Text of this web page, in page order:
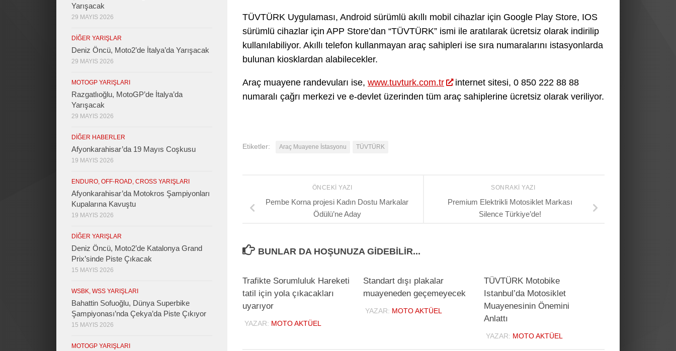
TÜVTÜRK Uygulaması, Android sürümlü akıllı mobil cihazlar için Google Play Store, IOS
sürümlü cihazlar için APP Store’dan “TÜVTÜRK” ismi ile aratılarak ücretsiz olarak indirilip
kullanılabiliyor. Akıllı telefon kullanmayan araç sahipleri ise sıra numaralarını istasyonlarda
bulunan kiosklardan alabilecekler.
Araç muayene randevuları ise, www.tuvturk.com.tr
internet sitesi, 0 850 222 88 88
numaralı çağrı merkezi ve e-devlet üzerinden tüm araç sahiplerine ücretsiz olarak veriliyor.
Etiketler: Araç Muayene İstasyonu TÜVTÜRK
SONRAKI YAZI
Premium Elektrikli Motosiklet Markası
Silence Türkiye’de!
ÖNCEKI YAZI
Pembe Korna projesi Kadın Dostu Markalar
Ödülü’ne Aday
BUNLAR DA HOŞUNUZA GIDEBILIR...
Trafikte Sorumluluk Hareketi
tatil için yola çıkacakları
uyarıyor
YAZAR: MOTO AKTÜEL
Standart dışı plakalar
muayeneden geçemeyecek
YAZAR: MOTO AKTÜEL
TÜVTÜRK Motobike
Istanbul’da Motosiklet
Muayenesinin Önemini
Anlattı
YAZAR: MOTO AKTÜEL
Yarışacak
29 MAYIS 2026
DIĞER YARIŞLAR
Deniz Öncü, Moto2’de İtalya’da Yarışacak
29 MAYIS 2026
MOTOGP YARIŞLARI
Razgatlıoğlu, MotoGP’de İtalya’da
Yarışacak
29 MAYIS 2026
DIĞER HABERLER
Afyonkarahisar’da 19 Mayıs Coşkusu
19 MAYIS 2026
ENDURO, OFF-ROAD, CROSS YARIŞLARI
Afyonkarahisar’da Motokros Şampiyonları
Kupalarına Kavuştu
19 MAYIS 2026
DIĞER YARIŞLAR
Deniz Öncü, Moto2’de Katalonya Grand
Prix’sinde Piste Çıkacak
15 MAYIS 2026
WSBK, WSS YARIŞLARI
Bahattin Sofuoğlu, Dünya Superbike
Şampiyonası’nda Çekya’da Piste Çıkıyor
15 MAYIS 2026
MOTOGP YARIŞLARI